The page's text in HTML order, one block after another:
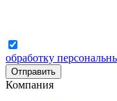
обработку
Отправить
Компания